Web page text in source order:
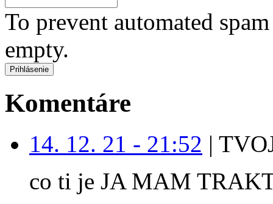
To prevent automated
empty.
Komentáre
14. 12. 21 - 21:52 |
co ti je JA MAM